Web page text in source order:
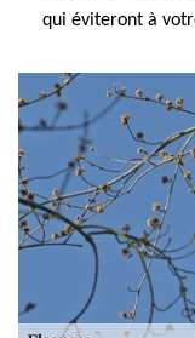
qui éviteront à